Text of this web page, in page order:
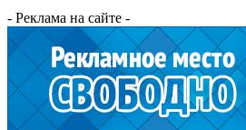
- Реклама на сайте -